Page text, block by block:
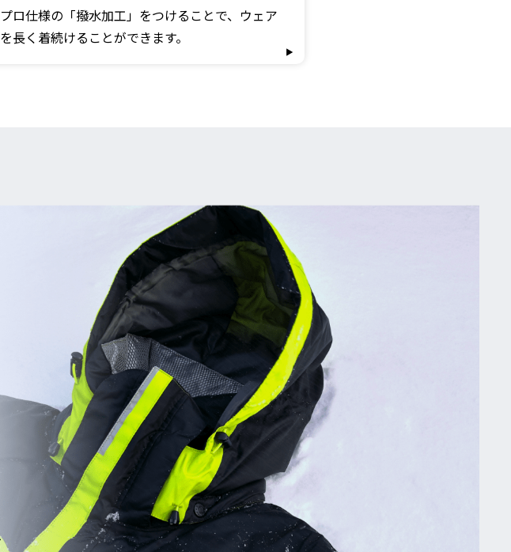
プロ仕様の「撥水加工」をつけることで、ウェア
を長く着続けることができます。